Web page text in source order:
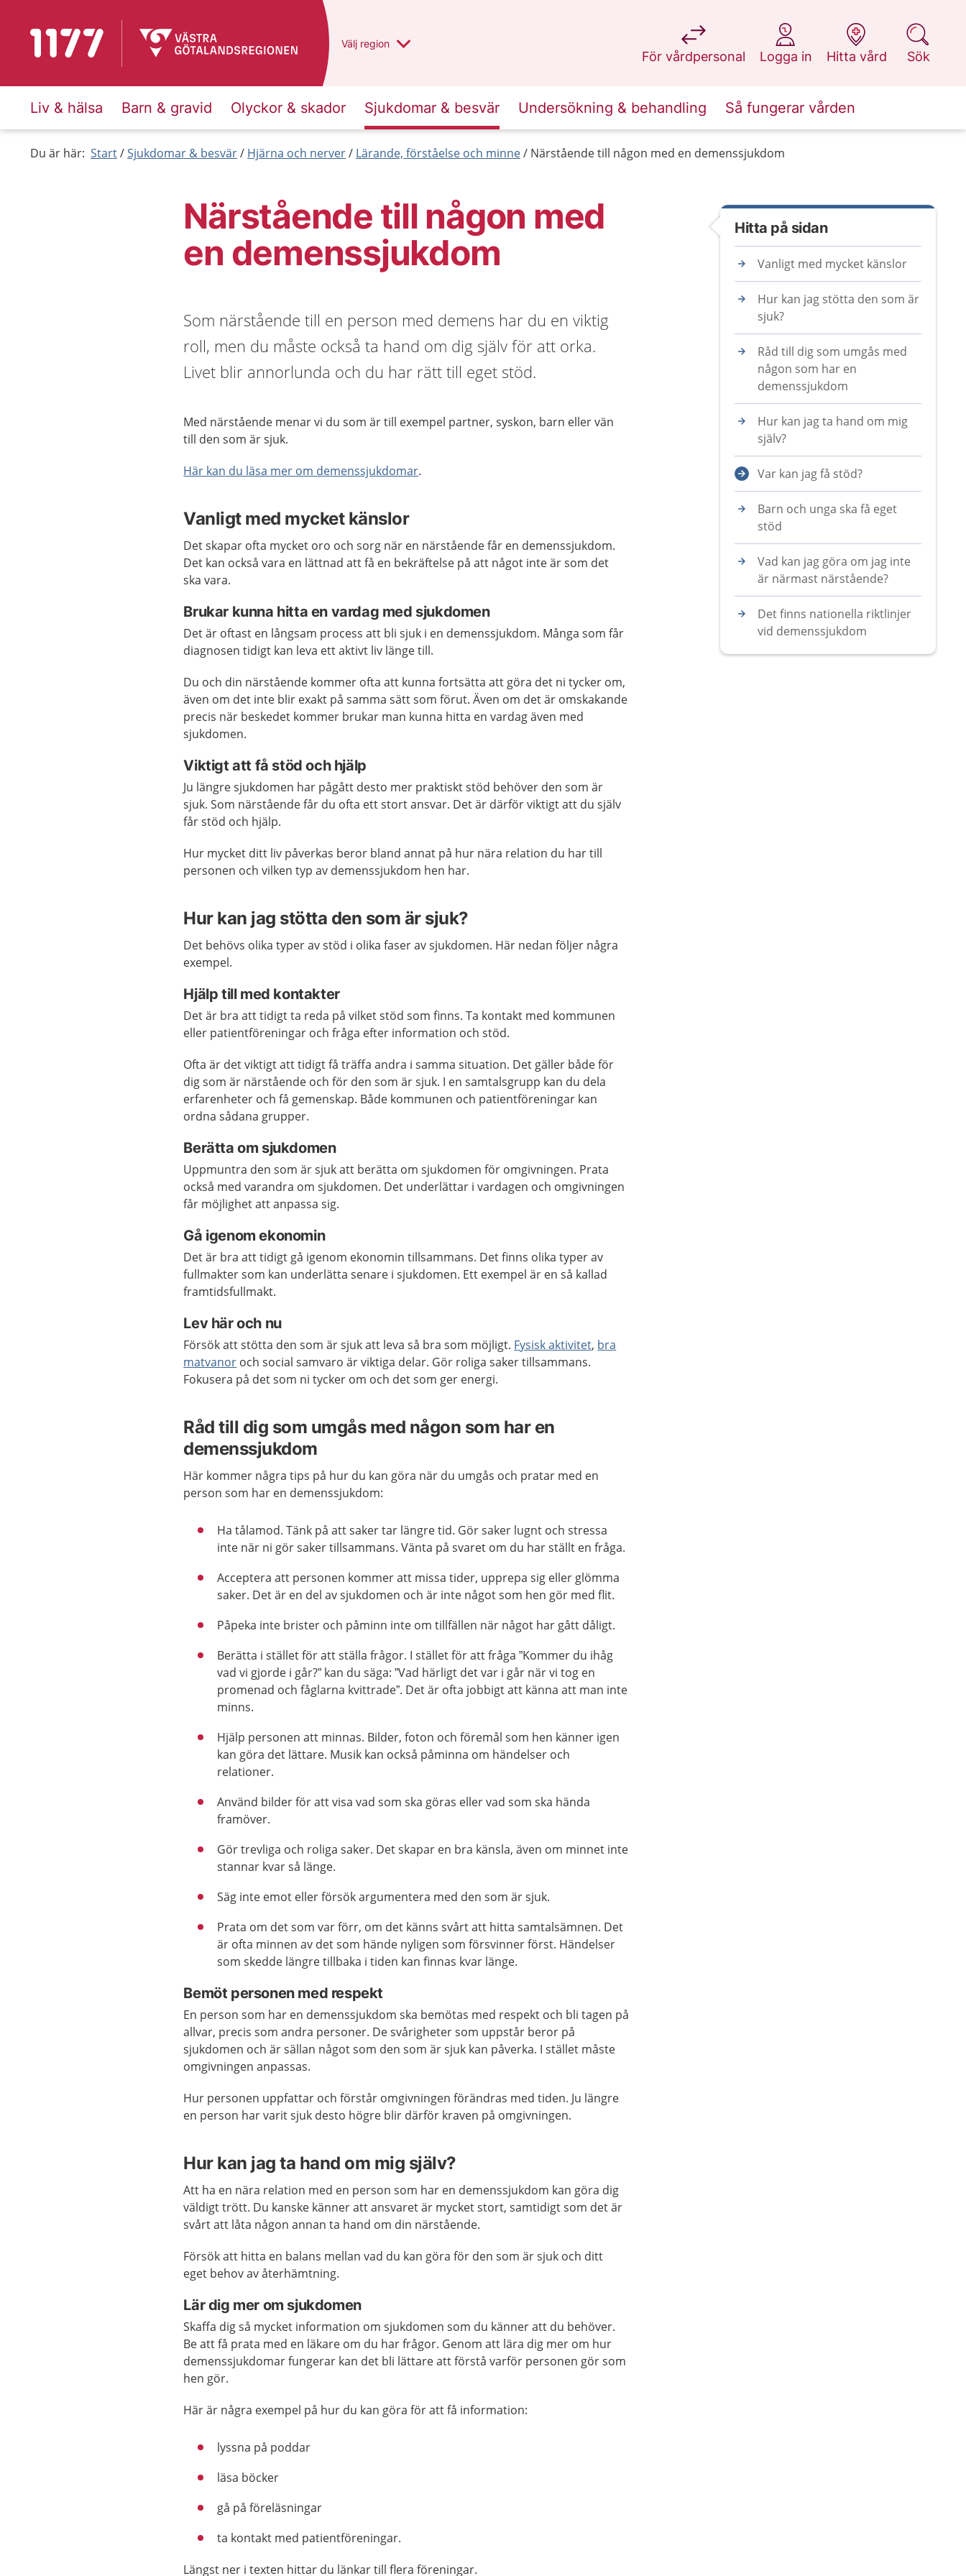
Till startsidan för 1177 Du har valt region
Välj en annan
region
För vårdpersonal
på 1177.se
Logga in
på 1177.se
Hitta vård
på 1177.se
Sök
på 1177.se
Liv & hälsa Barn & gravid Olyckor & skador Sjukdomar & besvär Undersökning & behandling Så fungerar vården
Du är här: Start Sjukdomar & besvär Hjärna och nerver Lärande, förståelse och minne Närstående till någon med en demenssjukdom
Närstående till någon med
en demenssjukdom
Som närstående till en person med demens har du en viktig
roll, men du måste också ta hand om dig själv för att orka.
Livet blir annorlunda och du har rätt till eget stöd.
Med närstående menar vi du som är till exempel partner, syskon, barn eller vän
till den som är sjuk.
Här kan du läsa mer om demenssjukdomar.
Vanligt med mycket känslor
Det skapar ofta mycket oro och sorg när en närstående får en demenssjukdom.
Det kan också vara en lättnad att få en bekräftelse på att något inte är som det
ska vara.
Brukar kunna hitta en vardag med sjukdomen
Det är oftast en långsam process att bli sjuk i en demenssjukdom. Många som får
diagnosen tidigt kan leva ett aktivt liv länge till.
Du och din närstående kommer ofta att kunna fortsätta att göra det ni tycker om,
även om det inte blir exakt på samma sätt som förut. Även om det är omskakande
precis när beskedet kommer brukar man kunna hitta en vardag även med
sjukdomen.
Viktigt att få stöd och hjälp
Ju längre sjukdomen har pågått desto mer praktiskt stöd behöver den som är
sjuk. Som närstående får du ofta ett stort ansvar. Det är därför viktigt att du själv
får stöd och hjälp.
Hur mycket ditt liv påverkas beror bland annat på hur nära relation du har till
personen och vilken typ av demenssjukdom hen har.
Hur kan jag stötta den som är sjuk?
Det behövs olika typer av stöd i olika faser av sjukdomen. Här nedan följer några
exempel.
Hjälp till med kontakter
Det är bra att tidigt ta reda på vilket stöd som finns. Ta kontakt med kommunen
eller patientföreningar och fråga efter information och stöd.
Ofta är det viktigt att tidigt få träffa andra i samma situation. Det gäller både för
dig som är närstående och för den som är sjuk. I en samtalsgrupp kan du dela
erfarenheter och få gemenskap. Både kommunen och patientföreningar kan
ordna sådana grupper.
Berätta om sjukdomen
Uppmuntra den som är sjuk att berätta om sjukdomen för omgivningen. Prata
också med varandra om sjukdomen. Det underlättar i vardagen och omgivningen
får möjlighet att anpassa sig.
Gå igenom ekonomin
Det är bra att tidigt gå igenom ekonomin tillsammans. Det finns olika typer av
fullmakter som kan underlätta senare i sjukdomen. Ett exempel är en så kallad
framtidsfullmakt.
Lev här och nu
Försök att stötta den som är sjuk att leva så bra som möjligt. Fysisk aktivitet, bra
matvanor och social samvaro är viktiga delar. Gör roliga saker tillsammans.
Fokusera på det som ni tycker om och det som ger energi.
Råd till dig som umgås med någon som har en
demenssjukdom
Här kommer några tips på hur du kan göra när du umgås och pratar med en
person som har en demenssjukdom:
Ha tålamod. Tänk på att saker tar längre tid. Gör saker lugnt och stressa
inte när ni gör saker tillsammans. Vänta på svaret om du har ställt en fråga.
Acceptera att personen kommer att missa tider, upprepa sig eller glömma
saker. Det är en del av sjukdomen och är inte något som hen gör med flit.
Påpeka inte brister och påminn inte om tillfällen när något har gått dåligt.
Berätta i stället för att ställa frågor. I stället för att fråga ”Kommer du ihåg
vad vi gjorde i går?” kan du säga: ”Vad härligt det var i går när vi tog en
promenad och fåglarna kvittrade”. Det är ofta jobbigt att känna att man inte
minns.
Hjälp personen att minnas. Bilder, foton och föremål som hen känner igen
kan göra det lättare. Musik kan också påminna om händelser och
relationer.
Använd bilder för att visa vad som ska göras eller vad som ska hända
framöver.
Gör trevliga och roliga saker. Det skapar en bra känsla, även om minnet inte
stannar kvar så länge.
Säg inte emot eller försök argumentera med den som är sjuk.
Prata om det som var förr, om det känns svårt att hitta samtalsämnen. Det
är ofta minnen av det som hände nyligen som försvinner först. Händelser
som skedde längre tillbaka i tiden kan finnas kvar länge.
Bemöt personen med respekt
En person som har en demenssjukdom ska bemötas med respekt och bli tagen på
allvar, precis som andra personer. De svårigheter som uppstår beror på
sjukdomen och är sällan något som den som är sjuk kan påverka. I stället måste
omgivningen anpassas.
Hur personen uppfattar och förstår omgivningen förändras med tiden. Ju längre
en person har varit sjuk desto högre blir därför kraven på omgivningen.
Hur kan jag ta hand om mig själv?
Att ha en nära relation med en person som har en demenssjukdom kan göra dig
väldigt trött. Du kanske känner att ansvaret är mycket stort, samtidigt som det är
svårt att låta någon annan ta hand om din närstående.
Försök att hitta en balans mellan vad du kan göra för den som är sjuk och ditt
eget behov av återhämtning.
Lär dig mer om sjukdomen
Skaffa dig så mycket information om sjukdomen som du känner att du behöver.
Be att få prata med en läkare om du har frågor. Genom att lära dig mer om hur
demenssjukdomar fungerar kan det bli lättare att förstå varför personen gör som
hen gör.
Här är några exempel på hur du kan göra för att få information:
lyssna på poddar
läsa böcker
gå på föreläsningar
ta kontakt med patientföreningar.
Längst ner i texten hittar du länkar till flera föreningar.
Hitta på sidan
Vanligt med mycket känslor
Hur kan jag stötta den som är
sjuk?
Råd till dig som umgås med
någon som har en
demenssjukdom
Hur kan jag ta hand om mig
själv?
Var kan jag få stöd?
Barn och unga ska få eget
stöd
Vad kan jag göra om jag inte
är närmast närstående?
Det finns nationella riktlinjer
vid demenssjukdom